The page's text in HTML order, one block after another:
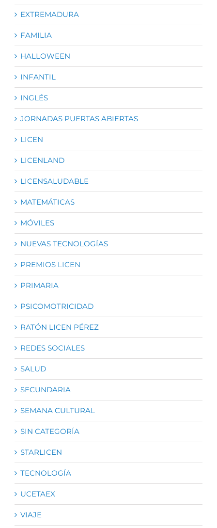
EXTREMADURA
FAMILIA
HALLOWEEN
INFANTIL
INGLÉS
JORNADAS PUERTAS ABIERTAS
LICEN
LICENLAND
LICENSALUDABLE
MATEMÁTICAS
MÓVILES
NUEVAS TECNOLOGÍAS
PREMIOS LICEN
PRIMARIA
PSICOMOTRICIDAD
RATÓN LICEN PÉREZ
REDES SOCIALES
SALUD
SECUNDARIA
SEMANA CULTURAL
SIN CATEGORÍA
STARLICEN
TECNOLOGÍA
UCETAEX
VIAJE